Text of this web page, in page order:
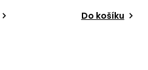
Do košíku